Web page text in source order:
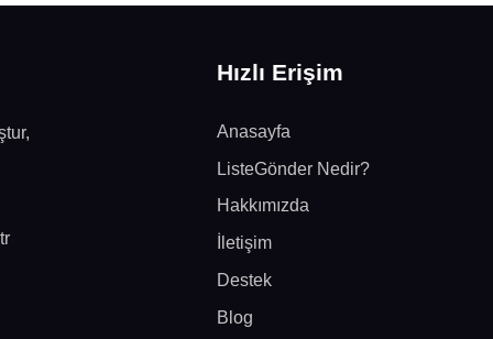
Hızlı Erişim
Anasayfa
ListeGönder Nedir?
Hakkımızda
İletişim
Destek
Blog